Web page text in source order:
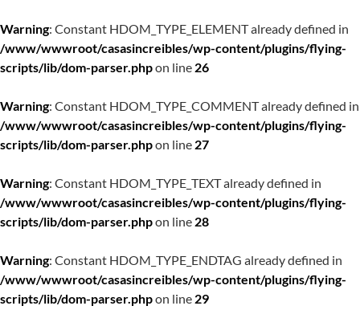
Warning: Constant HDOM_TYPE_ELEMENT already defined in
/www/wwwroot/casasincreibles/wp-content/plugins/flying-
scripts/lib/dom-parser.phpon line 26
Warning: Constant HDOM_TYPE_COMMENT already defined in
/www/wwwroot/casasincreibles/wp-content/plugins/flying-
scripts/lib/dom-parser.phpon line 27
Warning: Constant HDOM_TYPE_TEXT already defined in
/www/wwwroot/casasincreibles/wp-content/plugins/flying-
scripts/lib/dom-parser.phpon line 28
Warning: Constant HDOM_TYPE_ENDTAG already defined in
/www/wwwroot/casasincreibles/wp-content/plugins/flying-
scripts/lib/dom-parser.phpon line 29